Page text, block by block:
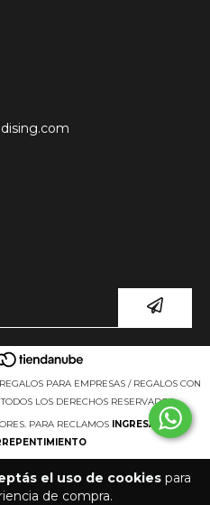
el uso de cookiespara
de compra.
PARA EMPRESAS / REGALOS CON
LOS DERECHOS RESERVADOS.
PARA RECLAMOS INGRESÁ ACÁ.